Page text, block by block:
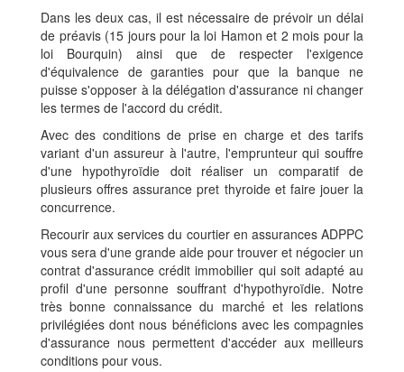
Dans les deux cas, il est nécessaire de prévoir un délai
de préavis (15 jours pour la loi Hamon et 2 mois pour la
loi Bourquin) ainsi que de respecter l'exigence
d'équivalence de garanties pour que la banque ne
puisse s'opposer à la délégation d'assurance ni changer
les termes de l'accord du crédit.
Avec des conditions de prise en charge et des tarifs
variant d'un assureur à l'autre, l'emprunteur qui souffre
d'une hypothyroïdie doit réaliser un comparatif de
plusieurs offres assurance pret thyroide et faire jouer la
concurrence.
Recourir aux services du courtier en assurances ADPPC
vous sera d'une grande aide pour trouver et négocier un
contrat d'assurance crédit immobilier qui soit adapté au
profil d'une personne souffrant d'hypothyroïdie. Notre
très bonne connaissance du marché et les relations
privilégiées dont nous bénéficions avec les compagnies
d'assurance nous permettent d'accéder aux meilleurs
conditions pour vous.